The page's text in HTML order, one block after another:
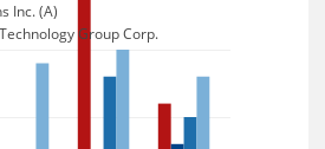
Inc. (A)
Group Corp.